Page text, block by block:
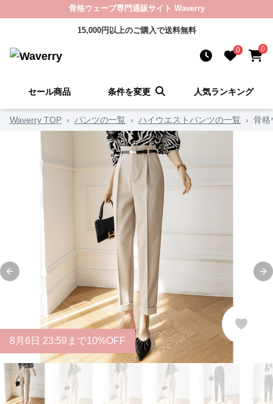
骨格ウェーブ専門通販サイト Waverry
15,000円以上のご購入で送料無料
0 0
セール商品 条件を変更 人気ランキング
Waverry TOP › パンツの一覧 › ハイウエストパンツの一覧 › 骨格
Previous slide
8 月 6 日 23:59まで10%OFF